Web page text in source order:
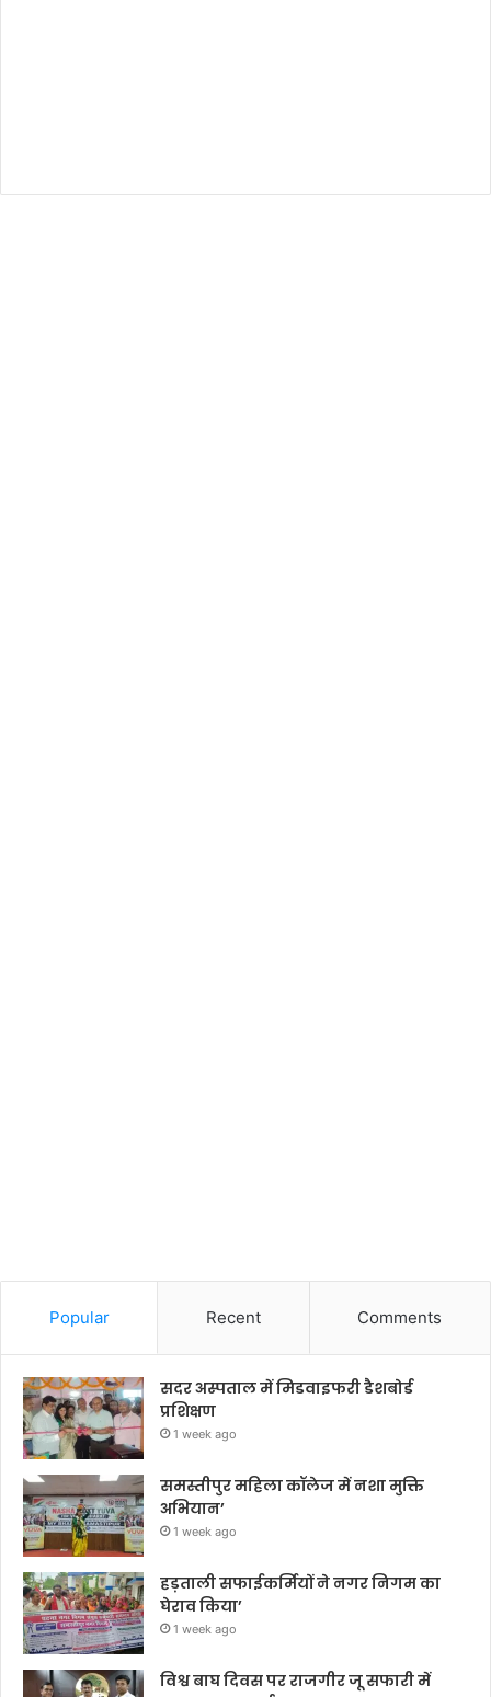
Popular Recent Comments
सदर अस्पताल में मिडवाइफरी डैशबोर्ड
प्रशिक्षण
1 week ago
समस्तीपुर महिला कॉलेज में नशा मुक्ति
अभियान’
1 week ago
हड़ताली सफाईकर्मियों ने नगर निगम का
घेराव किया’
1 week ago
विश्व बाघ दिवस पर राजगीर जू सफारी में